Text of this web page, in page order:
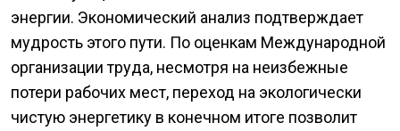
энергии. Экономический анализ подтверждает
мудрость этого пути. По оценкам Международной
организации труда, несмотря на неизбежные
потери рабочих мест, переход на экологически
чистую энергетику в конечном итоге позволит